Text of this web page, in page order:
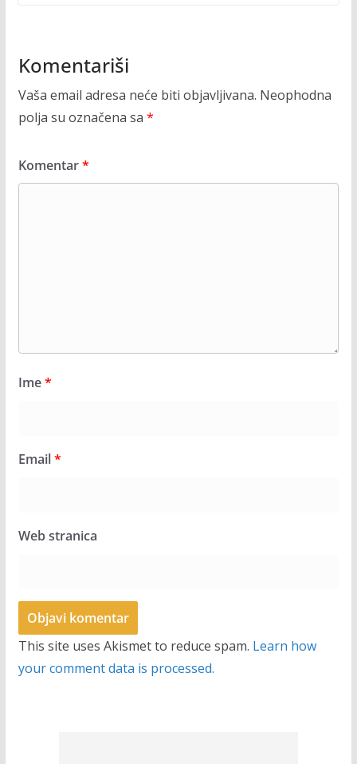
Komentariši
Vaša email adresa neće biti objavljivana. Neophodna
polja su označena sa *
Komentar*
Ime*
Email*
Web stranica
This site uses Akismet to reduce spam. Learn how
your comment data is processed.